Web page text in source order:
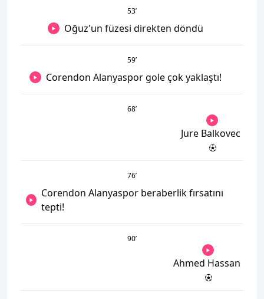
53’
Oğuz'un füzesi direkten döndü
59’
Corendon Alanyaspor gole çok yaklaştı!
68’
Jure Balkovec
76’
Corendon Alanyaspor beraberlik fırsatını
tepti!
90’
Ahmed Hassan